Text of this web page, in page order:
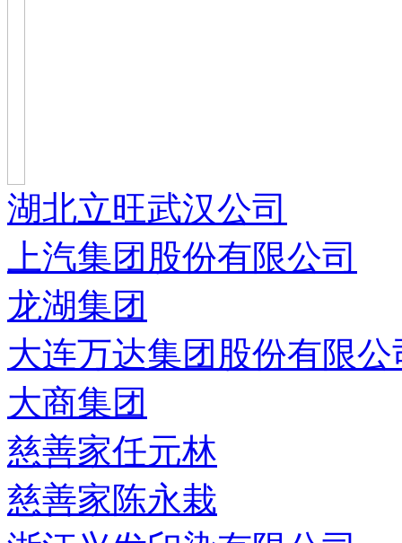
湖北立旺武汉公司
上汽集团股份有限公司
龙湖集团
大连万达集团股份有限公
大商集团
慈善家任元林
慈善家陈永栽